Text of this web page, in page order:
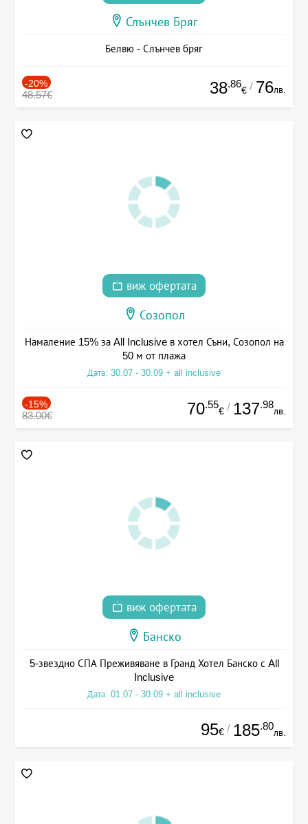
Слънчев Бряг
Белвю - Слънчев бряг
-20%
48.57€ 38.86
€ / 76лв.
виж офертата
Созопол
Намаление 15% за All Inclusive в хотел Съни, Созопол на
50 м от плажа
Дата: 30.07 - 30.09 + all inclusive
-15%
83.00€ 70.55
€ / 137.98
лв.
виж офертата
Банско
5-звездно СПА Преживяване в Гранд Хотел Банско с All
Inclusive
Дата: 01.07 - 30.09 + all inclusive
95€ / 185.80
лв.